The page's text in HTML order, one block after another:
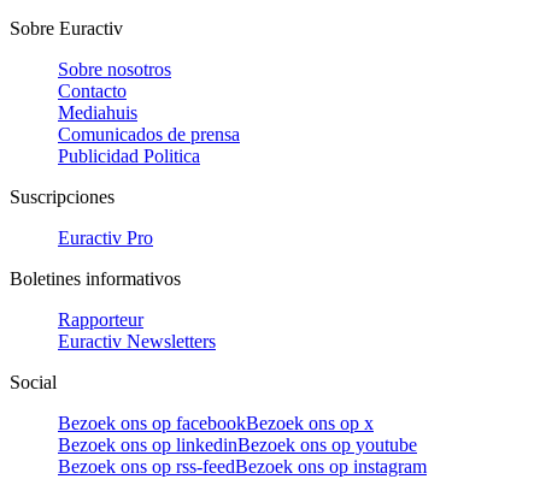
Sobre Euractiv
Sobre nosotros
Contacto
Mediahuis
Comunicados de prensa
Publicidad Politica
Suscripciones
Euractiv Pro
Boletines informativos
Rapporteur
Euractiv Newsletters
Social
Bezoek ons op facebookBezoek ons op x
Bezoek ons op linkedinBezoek ons op youtube
Bezoek ons op rss-feedBezoek ons op instagram